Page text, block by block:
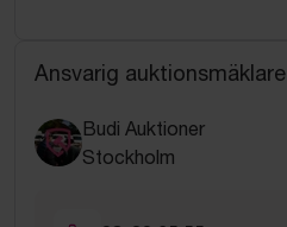
Ansvarig auktionsmäklare
Budi Auktioner
Stockholm